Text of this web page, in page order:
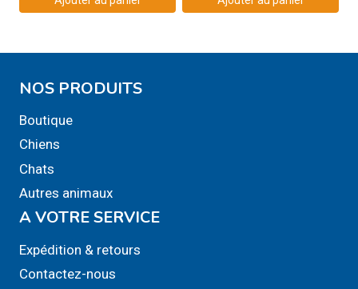
du
du
NOS PRODUITS
Boutique
Chiens
Chats
Autres animaux
A VOTRE SERVICE
Expédition & retours
Contactez-nous